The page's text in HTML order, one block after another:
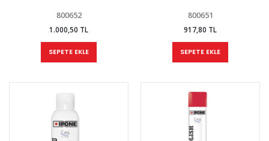
800652
1.000,50 TL
SEPETE EKLE
800651
917,80 TL
SEPETE EKLE